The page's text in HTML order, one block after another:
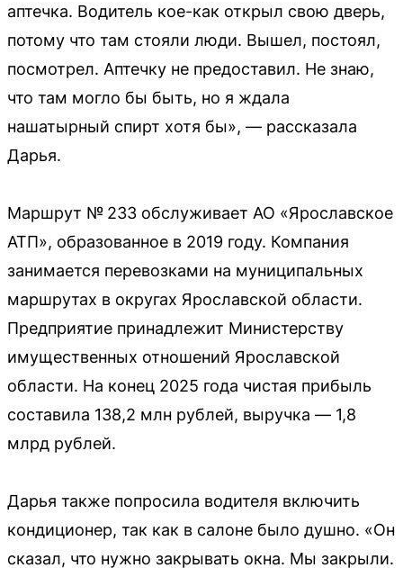
аптечка. Водитель кое-как открыл свою дверь,
потому что там стояли люди. Вышел, постоял,
посмотрел. Аптечку не предоставил. Не знаю,
что там могло бы быть, но я ждала
нашатырный спирт хотя бы», — рассказала
Дарья.
Маршрут № 233 обслуживает АО «Ярославское
АТП», образованное в 2019 году. Компания
занимается перевозками на муниципальных
маршрутах в округах Ярославской области.
Предприятие принадлежит Министерству
имущественных отношений Ярославской
области. На конец 2025 года чистая прибыль
составила 138,2 млн рублей, выручка — 1,8
млрд рублей.
Дарья также попросила водителя включить
кондиционер, так как в салоне было душно. «Он
сказал, что нужно закрывать окна. Мы закрыли.